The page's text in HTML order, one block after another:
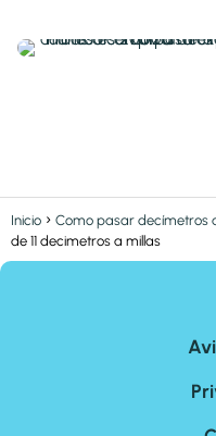
Inicio Como pasar decímetros
de 11 decimetros a millas